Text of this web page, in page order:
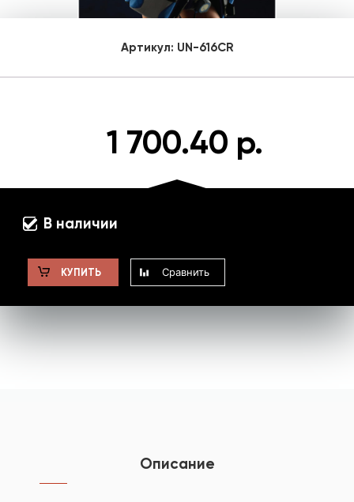
Артикул: UN-616CR
1 700.40 р.
В наличии
КУПИТЬ Сравнить
Описание